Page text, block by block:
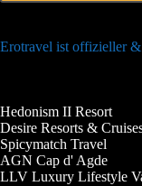
Erotravel ist offizieller
Hedonism II Resort
Desire Resorts &
Spicymatch Travel
AGN Cap d' Agde
LLV Luxury Lifestyle